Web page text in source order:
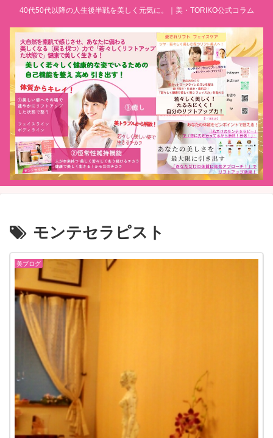
40代50代以降の人生後半戦を美しく元気に。｜美・TORIKO公式コラム
モンテセラピスト
美ブログ